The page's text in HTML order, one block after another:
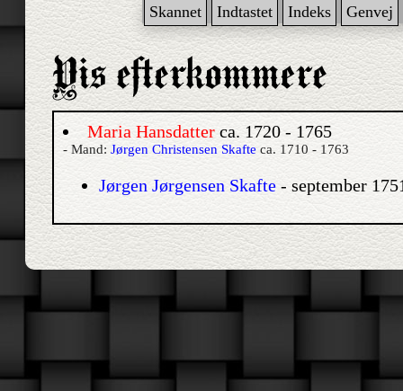
Skannet Indtastet Indeks Genvej
Maria Hansdatter ca. 1720 - 1765
- Mand: Jørgen Christensen Skafte ca. 1710 - 1763
Jørgen Jørgensen Skafte - september